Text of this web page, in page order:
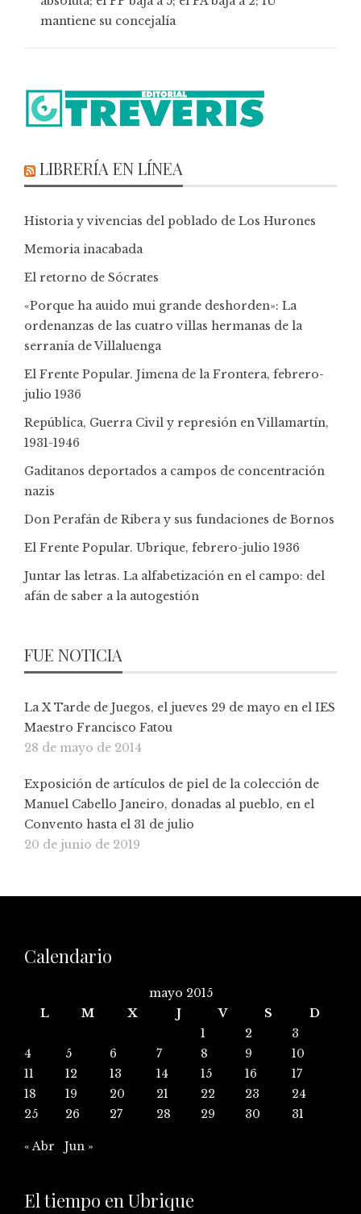
mantiene su concejalía
LIBRERÍA EN LÍNEA
Historia y vivencias del poblado de Los Hurones
Memoria inacabada
El retorno de Sócrates
«Porque ha auido mui grande deshorden»: La
ordenanzas de las cuatro villas hermanas de la
serranía de Villaluenga
El Frente Popular. Jimena de la Frontera, febrero-
julio 1936
República, Guerra Civil y represión en Villamartín,
1931-1946
Gaditanos deportados a campos de concentración
nazis
Don Perafán de Ribera y sus fundaciones de Bornos
El Frente Popular. Ubrique, febrero-julio 1936
Juntar las letras. La alfabetización en el campo: del
afán de saber a la autogestión
FUE NOTICIA
La X Tarde de Juegos, el jueves 29 de mayo en el IES
Maestro Francisco Fatou
28 de mayo de 2014
Exposición de artículos de piel de la colección de
Manuel Cabello Janeiro, donadas al pueblo, en el
Convento hasta el 31 de julio
20 de junio de 2019
Calendario
mayo 2015
L
M X J V S
D
1
2
3
4
5 6 7 8 9
10
11
12 13 14 15 16
17
18
19 20 21 22 23
24
25
26 27 28 29 30 31
« Abr Jun »
El tiempo en Ubrique